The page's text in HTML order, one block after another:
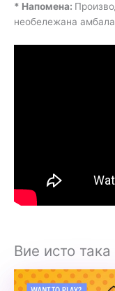
* Напомена:
необележана
Вие исто